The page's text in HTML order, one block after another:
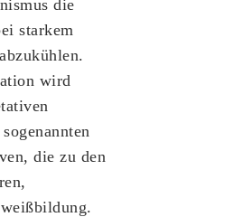
die
starkem
wird
die zu den